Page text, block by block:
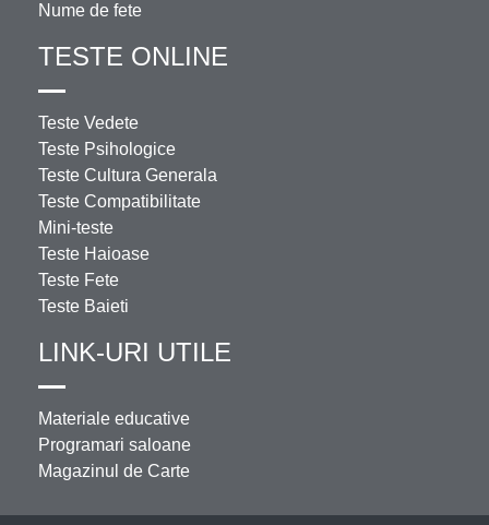
Nume de fete
TESTE ONLINE
Teste Vedete
Teste Psihologice
Teste Cultura Generala
Teste Compatibilitate
Mini-teste
Teste Haioase
Teste Fete
Teste Baieti
LINK-URI UTILE
Materiale educative
Programari saloane
Magazinul de Carte